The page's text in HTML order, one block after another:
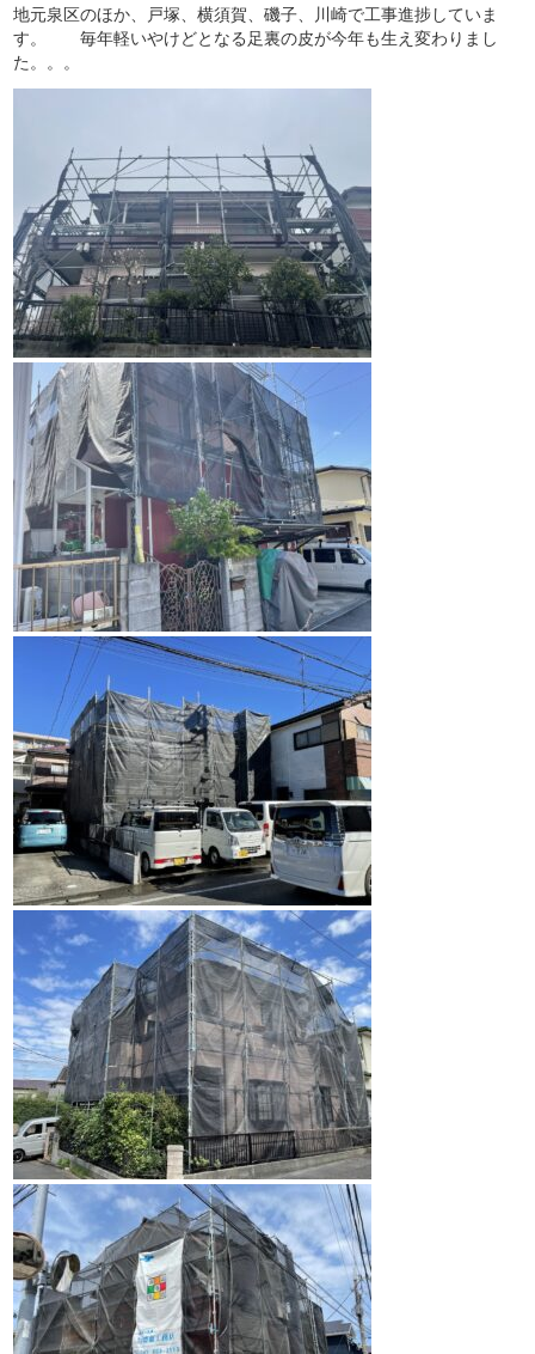
地元泉区のほか、戸塚、横須賀、磯子、川崎で工事進捗していま
す。 毎年軽いやけどとなる足裏の皮が今年も生え変わりまし
た。。。